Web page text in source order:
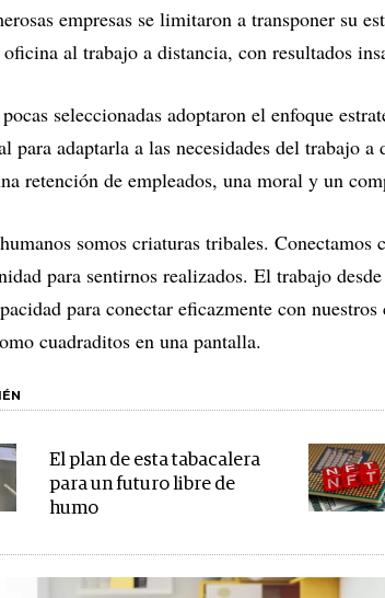
empresas se limitaron a transponer su
al trabajo a distancia, con resultados
seleccionadas adoptaron el enfoque
para adaptarla a las necesidades del trabajo a
retención de empleados, una moral y un
somos criaturas tribales. Conectamos
para sentirnos realizados. El trabajo
para conectar eficazmente con
cuadraditos en una pantalla.
El plan de esta tabacalera
para un futuro libre de
humo